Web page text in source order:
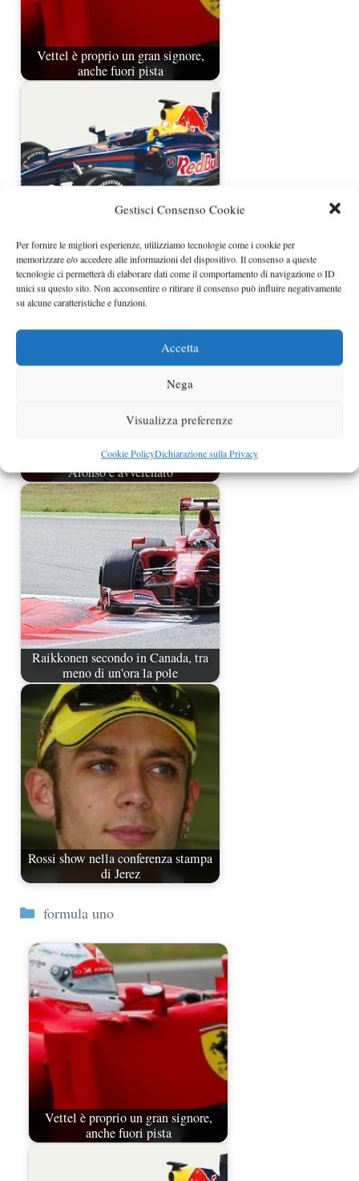
Gestisci Consenso Cookie
Per fornire le migliori esperienze, utilizziamo tecnologie come i cookie per
memorizzare e/o accedere alle informazioni del dispositivo. Il consenso a queste
tecnologie ci permetterà di elaborare dati come il comportamento di navigazione o ID
unici su questo sito. Non acconsentire o ritirare il consenso può influire negativamente
su alcune caratteristiche e funzioni.
Accetta
Nega
Visualizza preferenze
Cookie PolicyDichiarazione sulla Privacy
Vettel è proprio un gran signore,
anche fuori pista
Horner contro la Mercedes, ma
quando era Red Bull la…
Occhi puntati sulla Ferrari ma
Alonso è avvelenato
Raikkonen secondo in Canada, tra
meno di un'ora la pole
Rossi show nella conferenza stampa
di Jerez
Categorie
formula uno
Vettel è proprio un gran signore,
anche fuori pista